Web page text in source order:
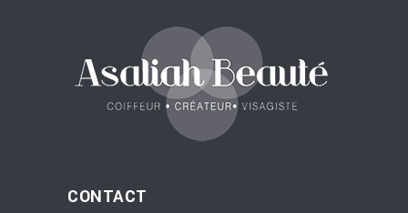
CONTACT